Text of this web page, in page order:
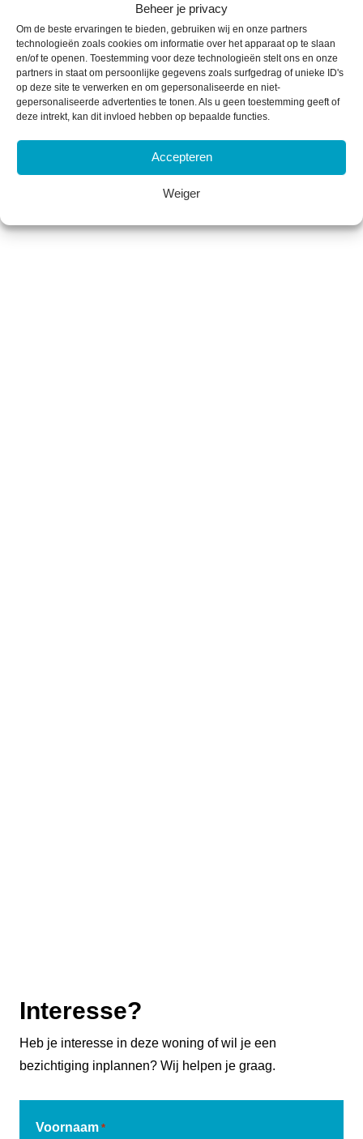
Beheer je privacy
Om de beste ervaringen te bieden, gebruiken wij en onze partners
technologieën zoals cookies om informatie over het apparaat op te slaan
en/of te openen. Toestemming voor deze technologieën stelt ons en onze
partners in staat om persoonlijke gegevens zoals surfgedrag of unieke ID's
op deze site te verwerken en om gepersonaliseerde en niet-
gepersonaliseerde advertenties te tonen. Als u geen toestemming geeft of
deze intrekt, kan dit invloed hebben op bepaalde functies.
Accepteren
Weiger
Virtuele Tour
Interesse?
Heb je interesse in deze woning of wil je een
bezichtiging inplannen? Wij helpen je graag.
Voornaam *